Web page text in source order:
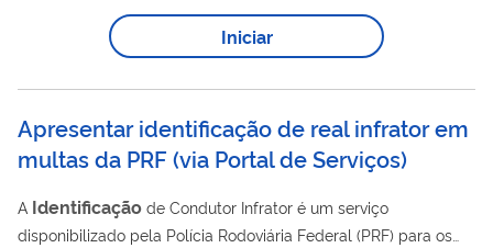
pontuação para a CNH do condutor indicado.
Iniciar
Apresentar identificação de real infrator em
multas da PRF (via Portal de Serviços)
A Identificação de Condutor Infrator é um serviço
disponibilizado pela Polícia Rodoviária Federal (PRF) para os